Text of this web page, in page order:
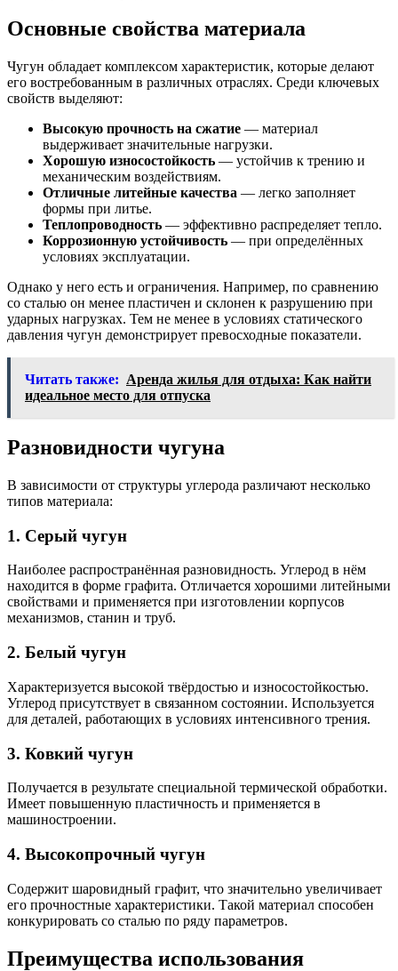
Основные свойства материала
Чугун обладает комплексом характеристик, которые делают
его востребованным в различных отраслях. Среди ключевых
свойств выделяют:
Высокую прочность на сжатие — материал
выдерживает значительные нагрузки.
Хорошую износостойкость — устойчив к трению и
механическим воздействиям.
Отличные литейные качества — легко заполняет
формы при литье.
Теплопроводность — эффективно распределяет тепло.
Коррозионную устойчивость — при определённых
условиях эксплуатации.
Однако у него есть и ограничения. Например, по сравнению
со сталью он менее пластичен и склонен к разрушению при
ударных нагрузках. Тем не менее в условиях статического
давления чугун демонстрирует превосходные показатели.
Читать также: Аренда жилья для отдыха: Как найти
идеальное место для отпуска
Разновидности чугуна
В зависимости от структуры углерода различают несколько
типов материала:
1. Серый чугун
Наиболее распространённая разновидность. Углерод в нём
находится в форме графита. Отличается хорошими литейными
свойствами и применяется при изготовлении корпусов
механизмов, станин и труб.
2. Белый чугун
Характеризуется высокой твёрдостью и износостойкостью.
Углерод присутствует в связанном состоянии. Используется
для деталей, работающих в условиях интенсивного трения.
3. Ковкий чугун
Получается в результате специальной термической обработки.
Имеет повышенную пластичность и применяется в
машиностроении.
4. Высокопрочный чугун
Содержит шаровидный графит, что значительно увеличивает
его прочностные характеристики. Такой материал способен
конкурировать со сталью по ряду параметров.
Преимущества использования